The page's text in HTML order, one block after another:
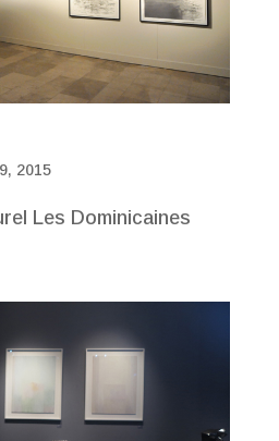
2015
Les Dominicaines